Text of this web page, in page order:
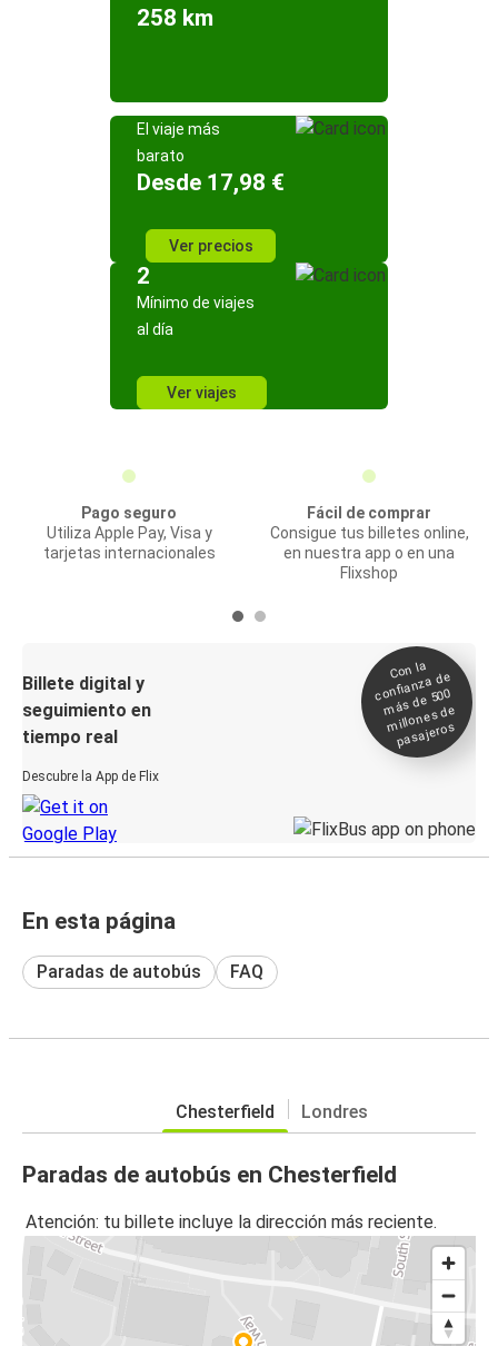
258 km
El viaje más
barato
Desde 17,98 €
Ver precios
2
Mínimo de viajes
al día
Ver viajes
Pago seguro
Utiliza Apple Pay, Visa y
tarjetas internacionales
Fácil de comprar
Consigue tus billetes online,
en nuestra app o en una
Flixshop
Billete digital y
seguimiento en
tiempo real
Descubre la App de Flix
Con la
confianza de
más de 500
millones de
pasajeros
En esta página
Paradas de autobús FAQ
Chesterfield Londres
Paradas de autobús en Chesterfield
Atención: tu billete incluye la dirección más reciente.